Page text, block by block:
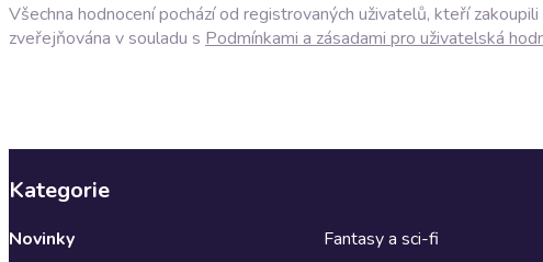
Všechna hodnocení pochází od registrovaných uživatelů, kteří
zveřejňována v souladu s Podmínkami a zásadami pro uživatelská
Kategorie
Novinky
Fantasy a sci-fi